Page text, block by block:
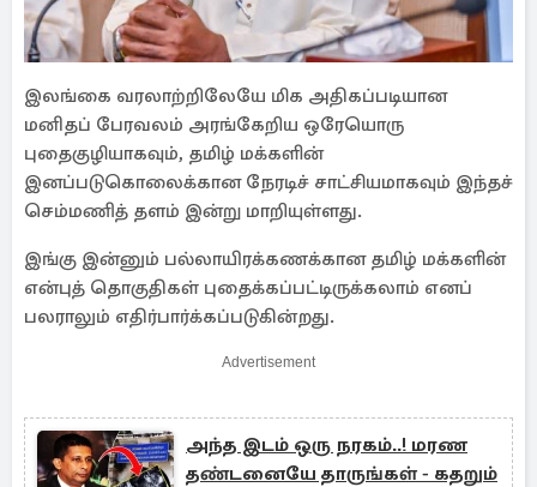
இலங்கை வரலாற்றிலேயே மிக அதிகப்படியான
மனிதப் பேரவலம் அரங்கேறிய ஒரேயொரு
புதைகுழியாகவும், தமிழ் மக்களின்
இனப்படுகொலைக்கான நேரடிச் சாட்சியமாகவும் இந்தச்
செம்மணித் தளம் இன்று மாறியுள்ளது.
இங்கு இன்னும் பல்லாயிரக்கணக்கான தமிழ் மக்களின்
என்புத் தொகுதிகள் புதைக்கப்பட்டிருக்கலாம் எனப்
பலராலும் எதிர்பார்க்கப்படுகின்றது.
Advertisement
அந்த இடம் ஒரு நரகம்..! மரண
தண்டனையே தாருங்கள் - கதறும்